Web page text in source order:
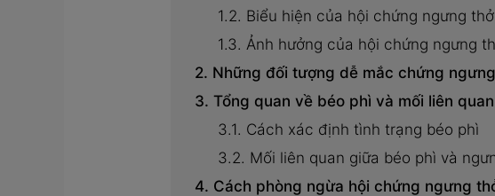
Biểu hiện của hội chứng ngưng
Ảnh hưởng của hội chứng ngưng
Những đối tượng dễ mắc chứng
Tổng quan về béo phì và mối liên
Cách xác định tình trạng béo phì
Mối liên quan giữa béo phì và
Cách phòng ngừa hội chứng ngưng